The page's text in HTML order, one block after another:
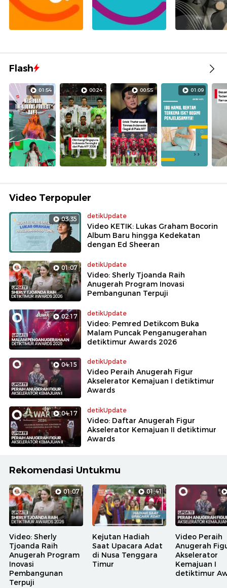
Flash
01:54 00:24 00:55 01:09
Video Terpopuler
03:35 detikUpdate
Video KETIK: Lukas Graham Bocorin
Album Baru hingga Kedekatan
dengan Ed Sheeran
01:07 detikUpdate
Video: Sherly Tjoanda Raih
Anugerah Program Inovasi
Pembangunan Terpuji
02:17 detikUpdate
Video: Pemred Detikcom Buka
Malam Puncak Penganugerahan
detiktimur Awards 2026
04:15 detikUpdate
Video Peraih Anugerah Figur
Akselerator Kemajuan I detiktimur
Awards
04:17 detikUpdate
Video: Daftar Anugerah Figur
Akselerator Kemajuan II detiktimur
Awards
Rekomendasi Untukmu
01:07
Video: Sherly
Tjoanda Raih
Anugerah Program
Inovasi
Pembangunan
Terpuji
01:41
Kejutan Hadiah
Saat Upacara Adat
di Nusa Tenggara
Timur
Video Peraih
Anugerah
Akselerator
Kemajuan I
detiktimur